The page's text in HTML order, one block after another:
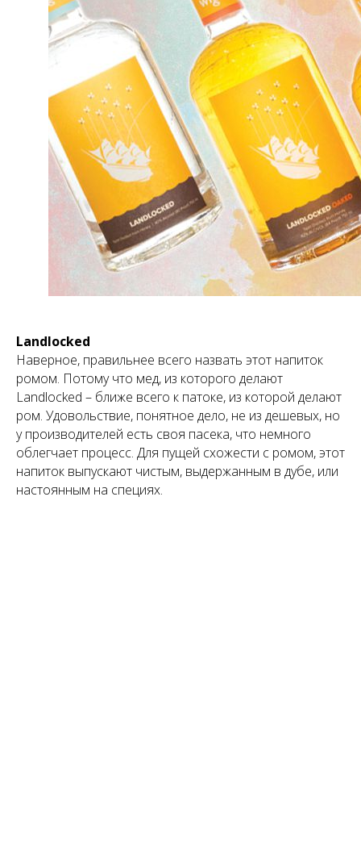
Landlocked
Наверное, правильнее всего назвать этот напиток
ромом. Потому что мед, из которого делают
Landlocked – ближе всего к патоке, из которой делают
ром. Удовольствие, понятное дело, не из дешевых, но
у производителей есть своя пасека, что немного
облегчает процесс. Для пущей схожести с ромом, этот
напиток выпускают чистым, выдержанным в дубе, или
настоянным на специях.